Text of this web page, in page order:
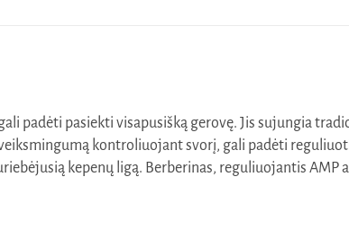
padėti pasiekti visapusišką gerovę. Jis sujungia
kontroliuojant svorį, gali padėti
kepenų ligą. Berberinas, reguliuojantis AMP